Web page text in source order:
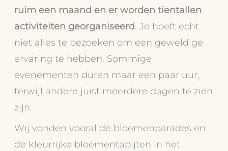
ruim een maand en er worden tientallen
activiteiten georganiseerd. Je hoeft echt
niet alles te bezoeken om een geweldige
ervaring te hebben. Sommige
evenementen duren maar een paar uur,
terwijl andere juist meerdere dagen te zien
zijn.
Wij vonden vooral de bloemenparades en
de kleurrijke bloementapijten in het